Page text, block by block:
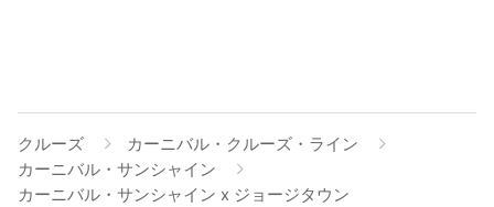
クルーズ
カーニバル・クルーズ・ライン
カーニバル・サンシャイン
カーニバル・サンシャイン x ジョージタウン